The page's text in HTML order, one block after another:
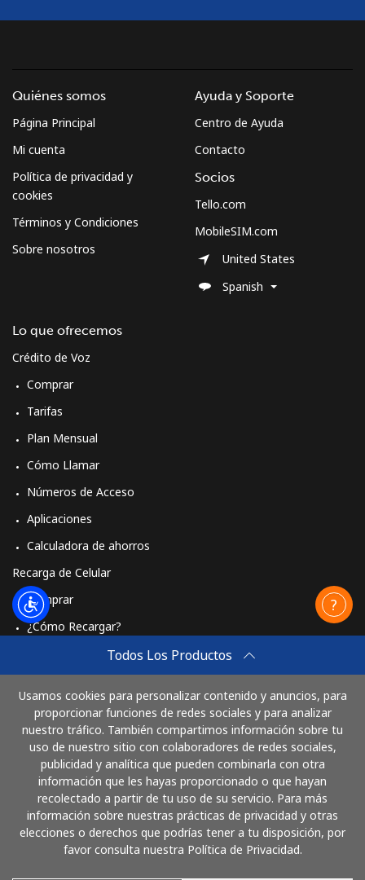
Todos Los Productos
Usamos cookies para personalizar contenido y anuncios, para
proporcionar funciones de redes sociales y para analizar
nuestro tráfico. También compartimos información sobre tu
uso de nuestro sitio con colaboradores de redes sociales,
publicidad y analítica que pueden combinarla con otra
información que les hayas proporcionado o que hayan
recolectado a partir de tu uso de su servicio. Para más
información sobre nuestras prácticas de privacidad y otras
elecciones o derechos que podrías tener a tu disposición, por
favor consulta nuestra Política de Privacidad.
Quiénes somos
Página Principal
Mi cuenta
Política de privacidad y
cookies
Términos y Condiciones
Sobre nosotros
Lo que ofrecemos
Crédito de Voz
Comprar
Tarifas
Plan Mensual
Cómo Llamar
Números de Acceso
Aplicaciones
Calculadora de ahorros
Recarga de Celular
Comprar
¿Cómo Recargar?
Comprar
Cómo funciona
Ayuda y Soporte
Centro de Ayuda
Contacto
Socios
Tello.com
MobileSIM.com
United States
Spanish
Paga con